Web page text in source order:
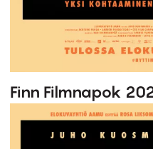
Finn Filmnapok